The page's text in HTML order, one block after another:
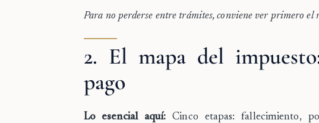
Para no perderse entre trámites, conviene ver primero el
2. El mapa del
pago
Lo esencial aquí: Cinco etapas: fallecimiento,